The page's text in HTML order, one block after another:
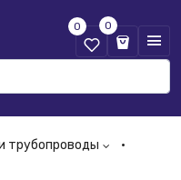
0 0
трубопроводы